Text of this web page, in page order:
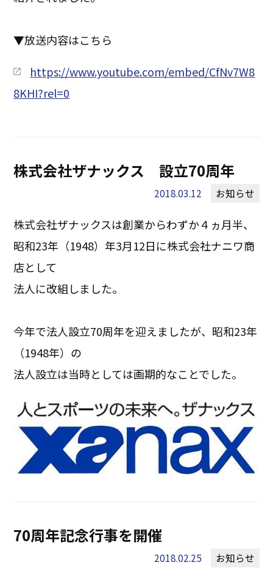
▼放送内容はこちら
https://www.youtube.com/embed/CfNv7W8
8KHI?rel=0
株式会社ザナックス 設立70周年
2018.03.12 お知らせ
株式会社ザナックスは創業からわずか４ヵ月半、
昭和23年（1948）年3月12日に株式会社ナニワ商
店として
法人に改組しました。
今年で法人設立70周年を迎えましたが、昭和23年
（1948年）の
法人設立は当時としては画期的なことでした。
70周年記念行事を開催
2018.02.25 お知らせ